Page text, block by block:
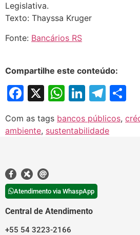
Legislativa.
Texto: Thayssa Kruger
Fonte: Bancários RS
Compartilhe este conteúdo:
Facebook
X WhatsApp
LinkedIn
Com as tags bancos públicos,
ambiente, sustentabilidade
Atendimento via WhaspApp
Central de Atendimento
+55 54 3223-2166